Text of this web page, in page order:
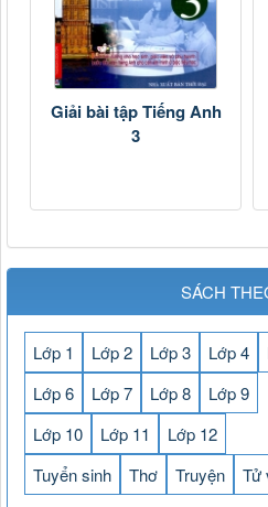
Giải bài tập Tiếng Anh
3
SÁCH
Lớp 1 Lớp 2 Lớp 3 Lớp 4
Lớp 6
Lớp 7 Lớp 8
Lớp 9
Lớp 10
Lớp 11
Lớp 12
Tuyển sinh
Thơ Truyện Tử